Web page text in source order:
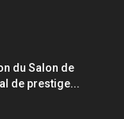
du Salon de
de prestige...